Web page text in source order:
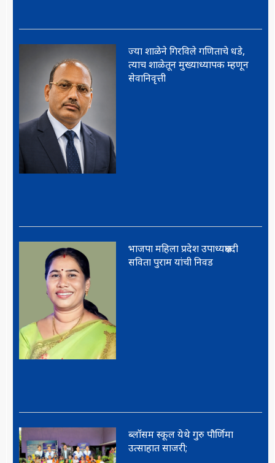
ज्या शाळेने गिरविले गणिताचे धडे,
त्याच शाळेतून मुख्याध्यापक म्हणून
सेवानिवृत्ती
भाजपा महिला प्रदेश उपाध्यक्षपदी
सविता पुराम यांची निवड
ब्लॉसम स्कूल येथे गुरु पौर्णिमा
उत्साहात साजरी;